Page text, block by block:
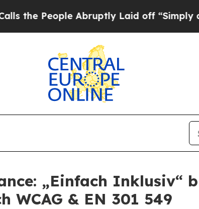
Abruptly Laid off “Simply a Math
„Einfach Inklusiv“
& EN 301 549